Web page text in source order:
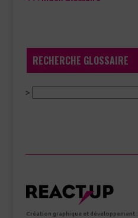
RECHERCHE GLOSSAIRE
>
Création graphique et développement :